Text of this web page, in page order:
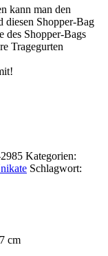
kann man den
diesen Shopper-Bag
des Shopper-Bags
Tragegurten
Kategorien:
Schlagwort:
cm